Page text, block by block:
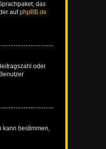
das
aufphpBB.de
oder
kann bestimmen,